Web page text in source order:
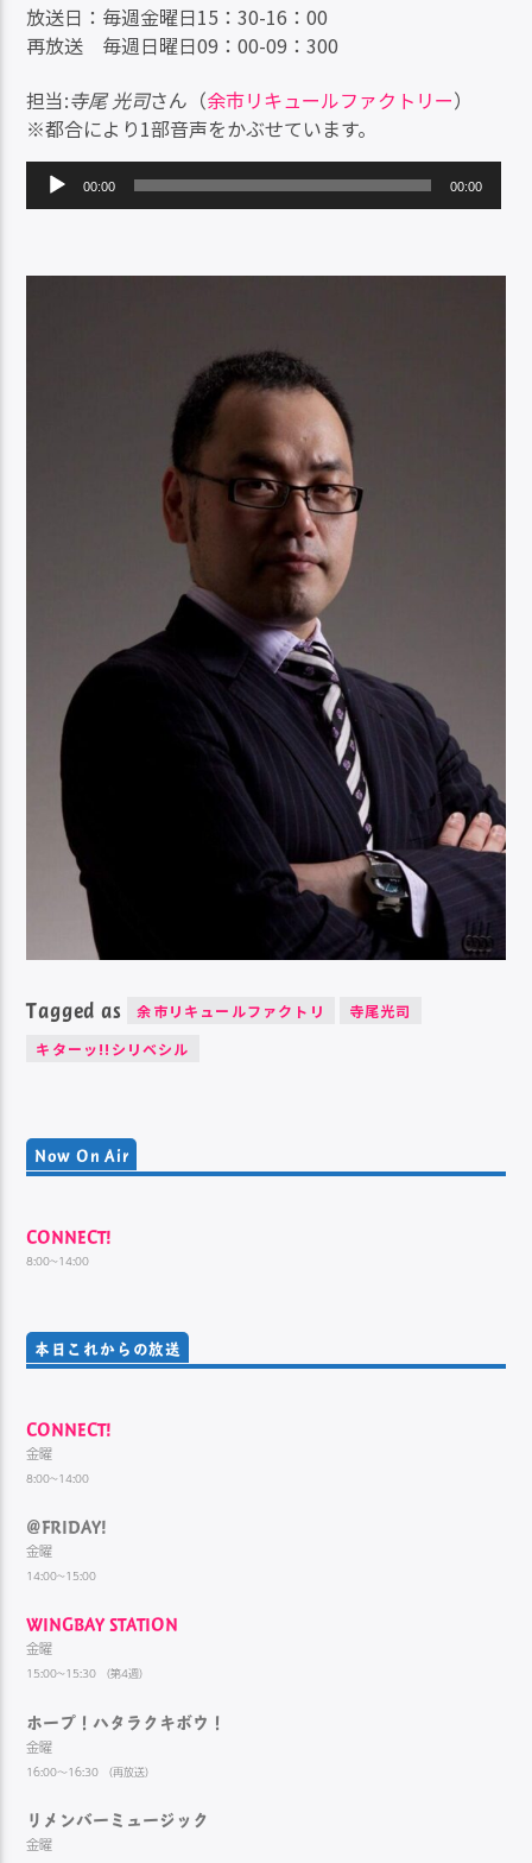
放送日：毎週金曜日15：30-16：00
再放送 毎週日曜日09：00-09：300
担当:寺尾 光司さん（余市リキュールファクトリー）
※都合により1部音声をかぶせています。
声
00:00 00:00
Tagged as 余市リキュールファクトリ
寺尾光司
キターッ!!シリベシル
Now On Air
CONNECT!
8:00~14:00
本日これからの放送
CONNECT!
金曜
8:00~14:00
@FRIDAY!
金曜
14:00~15:00
WINGBAY STATION
金曜
15:00~15:30 （第4週）
ホープ！ハタラクキボウ！
金曜
16:00～16:30 （再放送）
リメンバーミュージック
金曜